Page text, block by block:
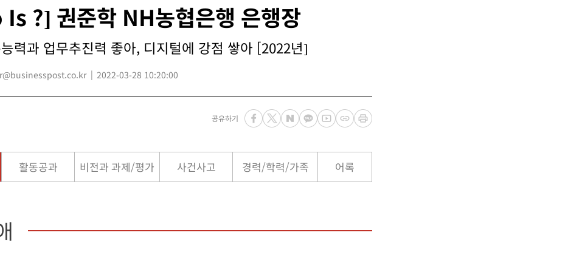
?] 권준학 NH농협은행 은행장
력과 업무추진력 좋아, 디지털에 강점 쌓아 [2022년]
2022-03-28 10:20:00
공유하기
활동공과 비전과 과제/평가 사건사고 경력/학력/가족 어록